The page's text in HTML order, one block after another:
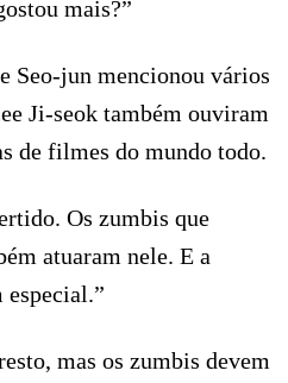
mais?”
Seo-jun mencionou vários
Ji-seok também ouviram
de filmes do mundo todo.
Os zumbis que
atuaram nele. E a
especial.”
mas os zumbis devem